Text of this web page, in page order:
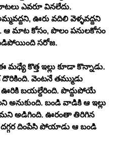
ఎవరూ వినలేదు.
ఊరు వదిలి వెళ్ళవద్దని
ఆ మాట కోసం, పొలం పనులకోసం
సరోజ.
మధ్యే కొత్త ఇల్లు కూడా కొన్నాడు.
వెంటనే తమ్ముడు
ఊరికి బయల్దేరింది. పొద్దుపోయే
అనుకుంది. బండి వాడికి ఆ ఇల్లు
అడిగింది. ఊరంతా తిరిగిన
దగ్గర దింపేసి పోయాడు ఆ బండి